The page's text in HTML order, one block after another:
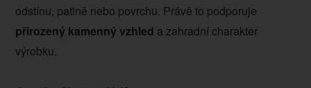
odstínu, patině nebo povrchu. Právě to podporuje
přirozený kamenný vzhled a zahradní charakter
výrobku.